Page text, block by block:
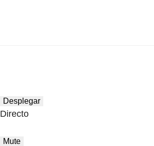
Desplegar
Directo
Mute